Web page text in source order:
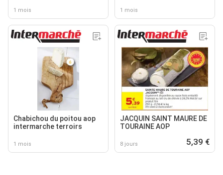
1 mois 1 mois
Chabichou du poitou aop
intermarche terroirs
1 mois
JACQUIN SAINT MAURE DE
TOURAINE AOP
8 jours 5,39 €